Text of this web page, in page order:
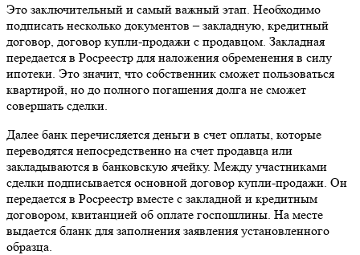
Это заключительный и самый важный этап. Необходимо
подписать несколько документов – закладную, кредитный
договор, договор купли-продажи с продавцом. Закладная
передается в Росреестр для наложения обременения в силу
ипотеки. Это значит, что собственник сможет пользоваться
квартирой, но до полного погашения долга не сможет
совершать сделки.
Далее банк перечисляется деньги в счет оплаты, которые
переводятся непосредственно на счет продавца или
закладываются в банковскую ячейку. Между участниками
сделки подписывается основной договор купли-продажи. Он
передается в Росреестр вместе с закладной и кредитным
договором, квитанцией об оплате госпошлины. На месте
выдается бланк для заполнения заявления установленного
образца.